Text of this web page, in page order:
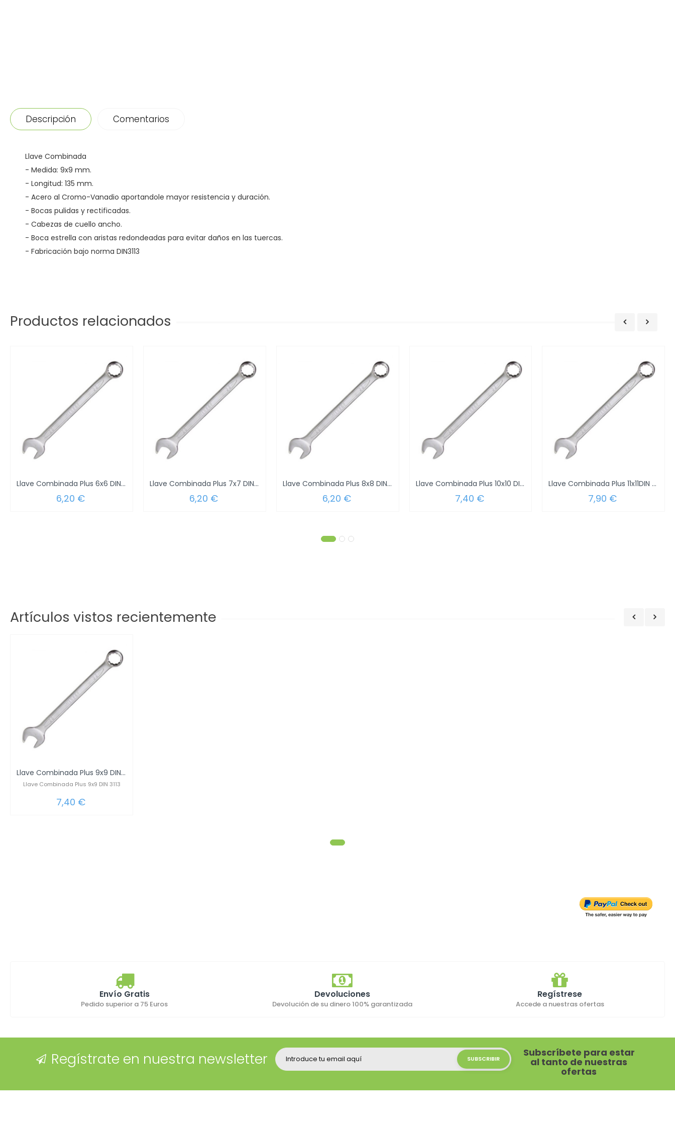
Descripción Comentarios
Llave Combinada
- Medida: 9x9 mm.
- Longitud: 135 mm.
- Acero al Cromo-Vanadio aportandole mayor resistencia y duración.
- Bocas pulidas y rectificadas.
- Cabezas de cuello ancho.
- Boca estrella con aristas redondeadas para evitar daños en las tuercas.
- Fabricación bajo norma DIN3113
Productos relacionados
Llave Combinada Plus 6x6 DIN 3113
6,20 €
Llave Combinada Plus 7x7 DIN 3113
6,20 €
Llave Combinada Plus 8x8 DIN 3113
6,20 €
Llave Combinada Plus 10x10 DIN 3113
7,40 €
Llave Combinada Plus 11x11DIN 3113
7,90 €
Artículos vistos recientemente
Llave Combinada Plus 9x9 DIN 3113
Llave Combinada Plus 9x9 DIN 3113
7,40 €
Envío Gratis
Pedido superior a 75 Euros
Devoluciones
Devolución de su dinero 100% garantizada
Regístrese
Accede a nuestras ofertas
Regístrate en nuestra newsletter Subscríbete para estar
al tanto de nuestras
ofertas